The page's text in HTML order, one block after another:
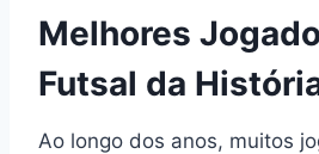
Melhores
Futsal da
Ao longo dos anos, muitos